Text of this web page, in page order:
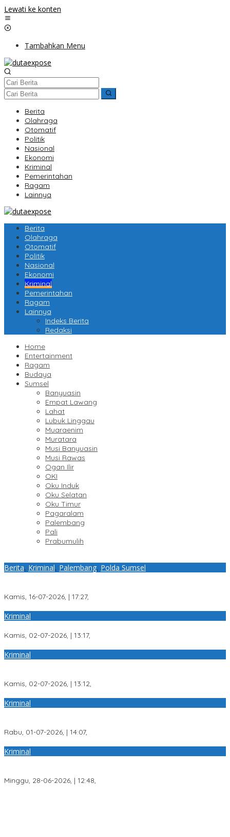
Lewati ke konten
Tambahkan Menu
Berita
Olahraga
Otomatif
Politik
Nasional
Ekonomi
Kriminal
Pemerintahan
Ragam
Lainnya
Berita
Olahraga
Otomatif
Politik
Nasional
Ekonomi
Kriminal
Pemerintahan
Ragam
Lainnya
Indeks Berita
Redaksi
Home
Entertainment
Ragam
Budaya
Sumsel
Banyuasin
Empat Lawang
Lahat
Lubuk Linggau
Muaraenim
Muratara
Musi Banyuasin
Musi Rawas
Ogan Ilir
OKI
Oku Induk
Oku Selatan
Oku Timur
Pagaralam
Palembang
Pali
Prabumulih
Berita, Kriminal, Palembang, Polda Sumsel
Kamis, 16-07-2026, | 17:27,
Kriminal
Kamis, 02-07-2026, | 13:17,
Kriminal
Kamis, 02-07-2026, | 13:12,
Kriminal
Rabu, 01-07-2026, | 14:07,
Kriminal
Minggu, 28-06-2026, | 12:48,